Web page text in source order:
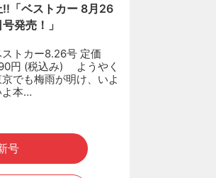
!!「ベストカー 8月26
号発売！」
トカー8.26号 定価
円 (税込み) ようやく
でも梅雨が明け、いよ
よ本…
号